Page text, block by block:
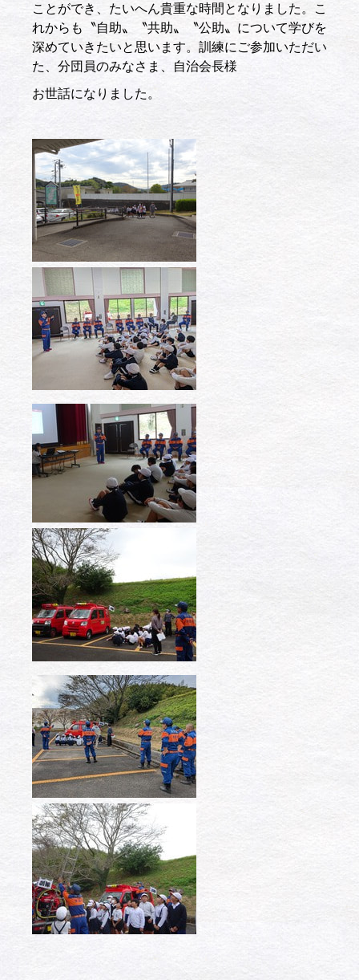
ことができ、たいへん貴重な時間となりました。こ
れからも〝自助〟〝共助〟〝公助〟について学びを
深めていきたいと思います。訓練にご参加いただい
た、分団員のみなさま、自治会長様
お世話になりました。